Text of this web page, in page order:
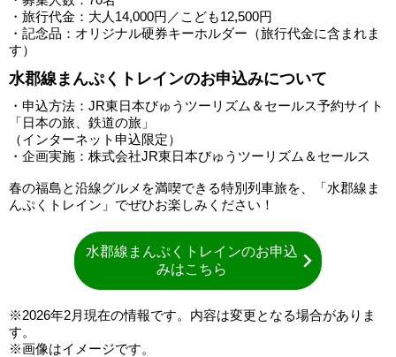
・旅行代金：大人14,000円／こども12,500円
・記念品：オリジナル硬券キーホルダー（旅行代金に含まれま
す）
水郡線まんぷくトレインのお申込みについて
・申込方法：JR東日本びゅうツーリズム＆セールス予約サイト
「日本の旅、鉄道の旅」
（インターネット申込限定）
・企画実施：株式会社JR東日本びゅうツーリズム＆セールス
春の福島と沿線グルメを満喫できる特別列車旅を、「水郡線ま
んぷくトレイン」でぜひお楽しみください！
水郡線まんぷくトレインのお申込
みはこちら
※2026年2月現在の情報です。内容は変更となる場合がありま
す。
※画像はイメージです。